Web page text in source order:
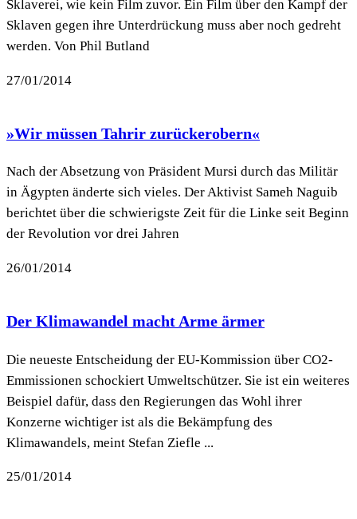
Sklaverei, wie kein Film zuvor. Ein Film über den Kampf der
Sklaven gegen ihre Unterdrückung muss aber noch gedreht
werden. Von Phil Butland
27/01/2014
»Wir müssen Tahrir zurückerobern«
Nach der Absetzung von Präsident Mursi durch das Militär
in Ägypten änderte sich vieles. Der Aktivist Sameh Naguib
berichtet über die schwierigste Zeit für die Linke seit Beginn
der Revolution vor drei Jahren
26/01/2014
Der Klimawandel macht Arme ärmer
Die neueste Entscheidung der EU-Kommission über CO2-
Emmissionen schockiert Umweltschützer. Sie ist ein weiteres
Beispiel dafür, dass den Regierungen das Wohl ihrer
Konzerne wichtiger ist als die Bekämpfung des
Klimawandels, meint Stefan Ziefle ...
25/01/2014